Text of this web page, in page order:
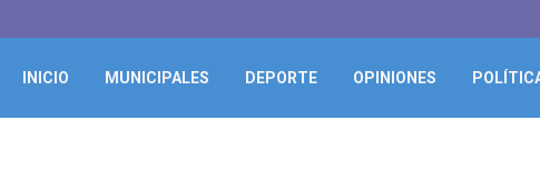
INICIO MUNICIPALES DEPORTE OPINIONES